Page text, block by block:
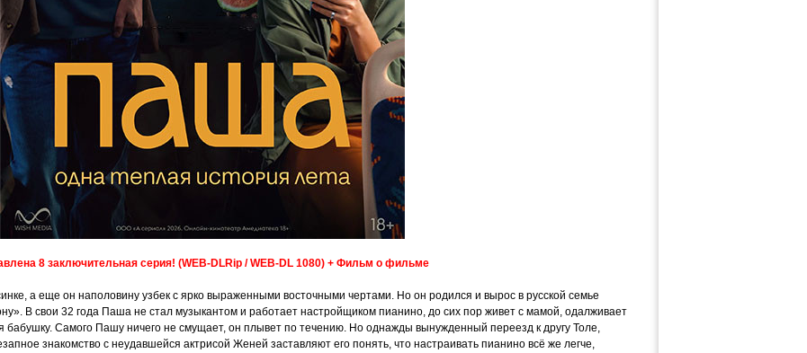
8 заключительная серия! (WEB-DLRip / WEB-DL 1080) + Фильм о фильме
а еще он наполовину узбек с ярко выраженными восточными чертами. Но он родился и вырос в русской семье
В свои 32 года Паша не стал музыкантом и работает настройщиком пианино, до сих пор живет с мамой, одалживает
бабушку. Самого Пашу ничего не смущает, он плывет по течению. Но однажды вынужденный переезд к другу Толе,
знакомство с неудавшейся актрисой Женей заставляют его понять, что настраивать пианино всё же легче,